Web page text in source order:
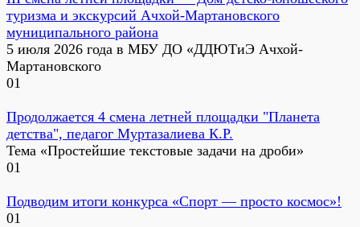
туризма и экскурсий Ачхой-Мартановского
муниципального района
5 июля 2026 года в МБУ ДО «ДДЮТиЭ Ачхой-
Мартановского
01
Продолжается 4 смена летней площадки "Планета
детства", педагог Муртазалиева К.Р.
Тема «Простейшие текстовые задачи на дроби»
01
Подводим итоги конкурса «Спорт — просто космос»!
01